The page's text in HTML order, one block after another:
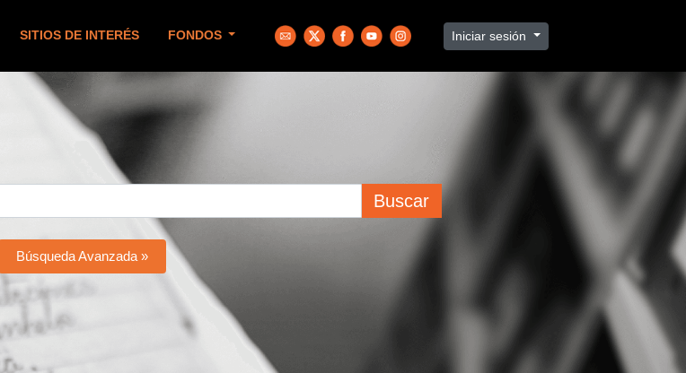
SITIOS DE INTERÉS FONDOS Iniciar sesión
Buscar
Búsqueda Avanzada »